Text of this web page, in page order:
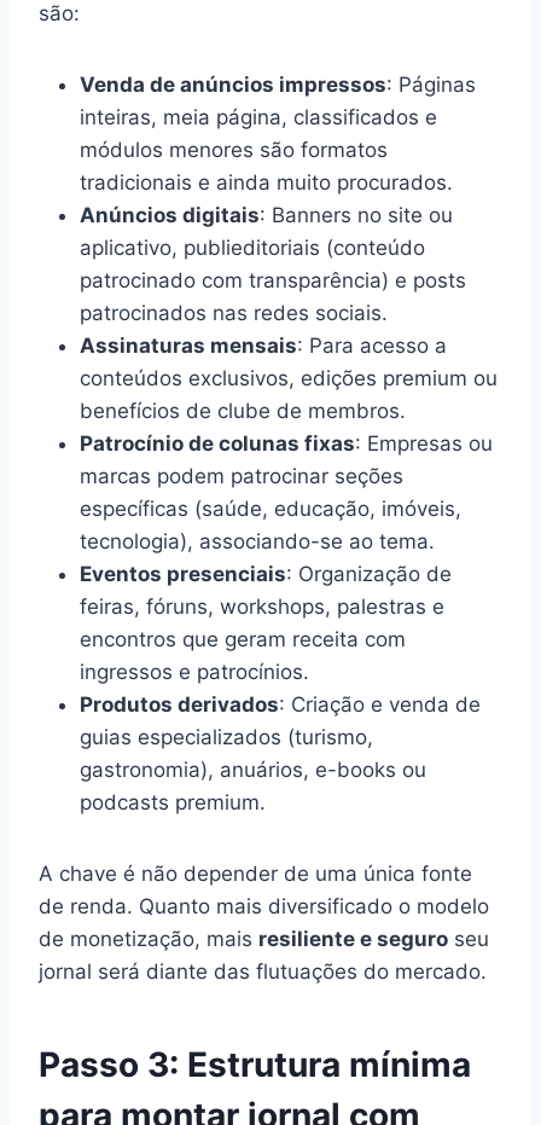
são:
Venda de anúncios impressos: Páginas
inteiras, meia página, classificados e
módulos menores são formatos
tradicionais e ainda muito procurados.
Anúncios digitais: Banners no site ou
aplicativo, publieditoriais (conteúdo
patrocinado com transparência) e posts
patrocinados nas redes sociais.
Assinaturas mensais: Para acesso a
conteúdos exclusivos, edições premium ou
benefícios de clube de membros.
Patrocínio de colunas fixas: Empresas ou
marcas podem patrocinar seções
específicas (saúde, educação, imóveis,
tecnologia), associando-se ao tema.
Eventos presenciais: Organização de
feiras, fóruns, workshops, palestras e
encontros que geram receita com
ingressos e patrocínios.
Produtos derivados: Criação e venda de
guias especializados (turismo,
gastronomia), anuários, e-books ou
podcasts premium.
A chave é não depender de uma única fonte
de renda. Quanto mais diversificado o modelo
de monetização, mais resiliente e seguro seu
jornal será diante das flutuações do mercado.
Passo 3: Estrutura mínima
para montar jornal com